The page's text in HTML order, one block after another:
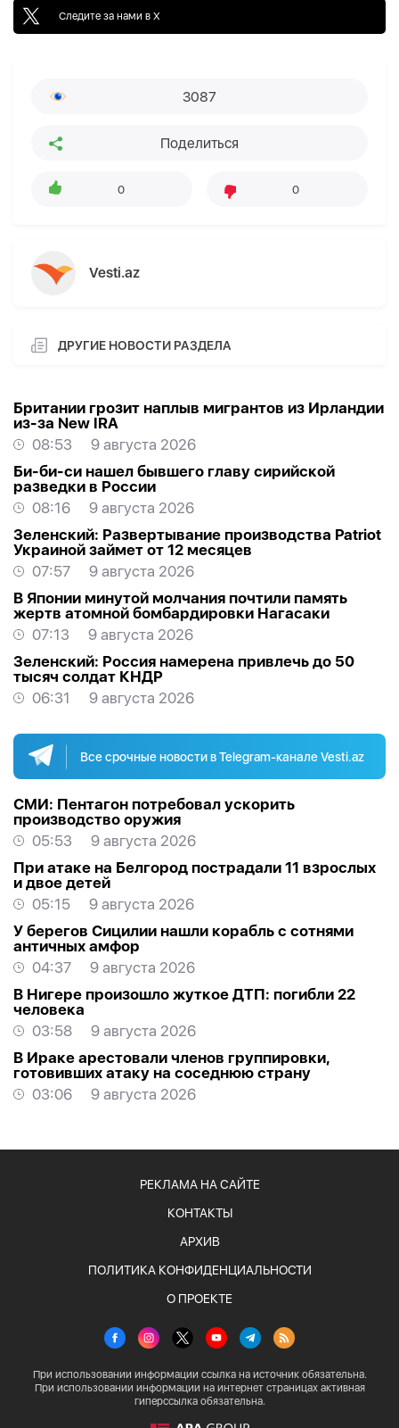
Следите за нами в X
3087
Поделиться
0 0
Vesti.az
ДРУГИЕ НОВОСТИ РАЗДЕЛА
Британии грозит наплыв мигрантов из Ирландии
из-за New IRA
08:53
9 августа 2026
Би-би-си нашел бывшего главу сирийской
разведки в России
08:16
9 августа 2026
Зеленский: Развертывание производства Patriot
Украиной займет от 12 месяцев
07:57
9 августа 2026
В Японии минутой молчания почтили память
жертв атомной бомбардировки Нагасаки
07:13
9 августа 2026
Зеленский: Россия намерена привлечь до 50
тысяч солдат КНДР
06:31
9 августа 2026
Все срочные новости в Telegram-канале Vesti.az
СМИ: Пентагон потребовал ускорить
производство оружия
05:53
9 августа 2026
При атаке на Белгород пострадали 11 взрослых
и двое детей
05:15
9 августа 2026
У берегов Сицилии нашли корабль с сотнями
античных амфор
04:37
9 августа 2026
В Нигере произошло жуткое ДТП: погибли 22
человека
03:58
9 августа 2026
В Ираке арестовали членов группировки,
готовивших атаку на соседнюю страну
03:06
9 августа 2026
РЕКЛАМА НА САЙТЕ
КОНТАКТЫ
АРХИВ
ПОЛИТИКА КОНФИДЕНЦИАЛЬНОСТИ
О ПРОЕКТЕ
При использовании информации ссылка на источник обязательна.
При использовании информации на интернет страницах активная
гиперссылка обязательна.